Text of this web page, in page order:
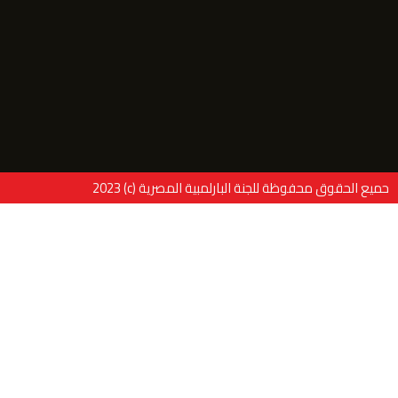
حميع الحقوق محفوظة للجنة البارلمبية المصرية (c) 2023